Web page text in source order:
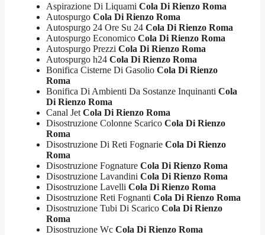
Aspirazione Di Liquami Cola Di Rienzo Roma
Autospurgo Cola Di Rienzo Roma
Autospurgo 24 Ore Su 24 Cola Di Rienzo Roma
Autospurgo Economico Cola Di Rienzo Roma
Autospurgo Prezzi Cola Di Rienzo Roma
Autospurgo h24 Cola Di Rienzo Roma
Bonifica Cisterne Di Gasolio Cola Di Rienzo
Roma
Bonifica Di Ambienti Da Sostanze Inquinanti Cola
Di Rienzo Roma
Canal Jet Cola Di Rienzo Roma
Disostruzione Colonne Scarico Cola Di Rienzo
Roma
Disostruzione Di Reti Fognarie Cola Di Rienzo
Roma
Disostruzione Fognature Cola Di Rienzo Roma
Disostruzione Lavandini Cola Di Rienzo Roma
Disostruzione Lavelli Cola Di Rienzo Roma
Disostruzione Reti Fognanti Cola Di Rienzo Roma
Disostruzione Tubi Di Scarico Cola Di Rienzo
Roma
Disostruzione Wc Cola Di Rienzo Roma